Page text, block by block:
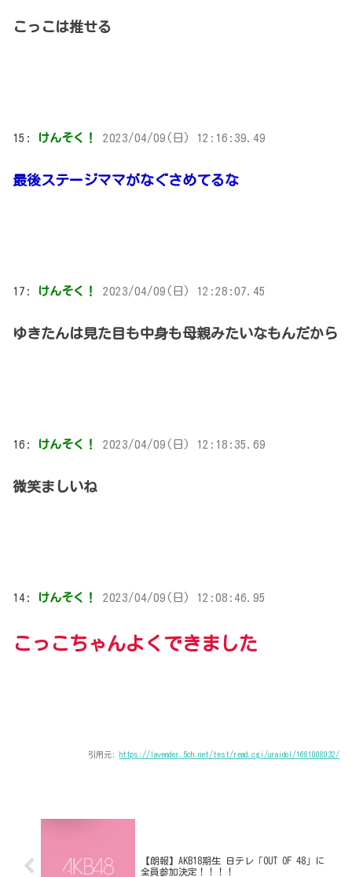
こっこは推せる
15: けんそく！ 2023/04/09(日) 12:16:39.49
最後ステージママがなぐさめてるな
17: けんそく！ 2023/04/09(日) 12:28:07.45
ゆきたんは見た目も中身も母親みたいなもんだから
16: けんそく！ 2023/04/09(日) 12:18:35.69
微笑ましいね
14: けんそく！ 2023/04/09(日) 12:08:46.95
こっこちゃんよくできました
引用元: https://lavender.5ch.net/test/read.cgi/uraidol/1681008032/
【朗報】AKB18期生 日テレ「OUT OF 48」に
全員参加決定！！！！